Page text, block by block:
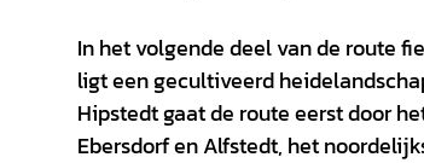
In het volgende deel van de route
ligt een gecultiveerd
Hipstedt gaat de route eerst door
Ebersdorf en Alfstedt, het